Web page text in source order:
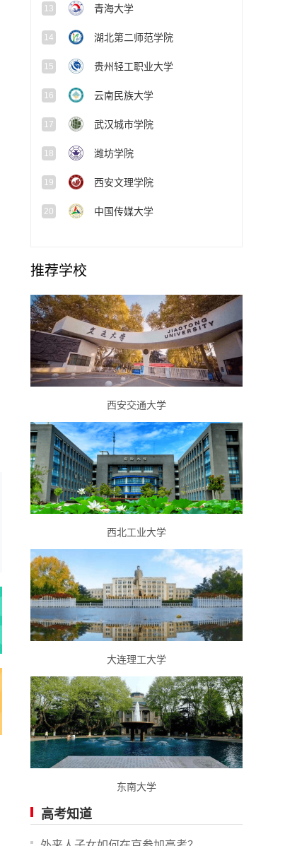
13 青海大学
14 湖北第二师范学院
15 贵州轻工职业大学
16 云南民族大学
17 武汉城市学院
18 潍坊学院
19 西安文理学院
20 中国传媒大学
推荐学校
西安交通大学
西北工业大学
大连理工大学
东南大学
高考知道